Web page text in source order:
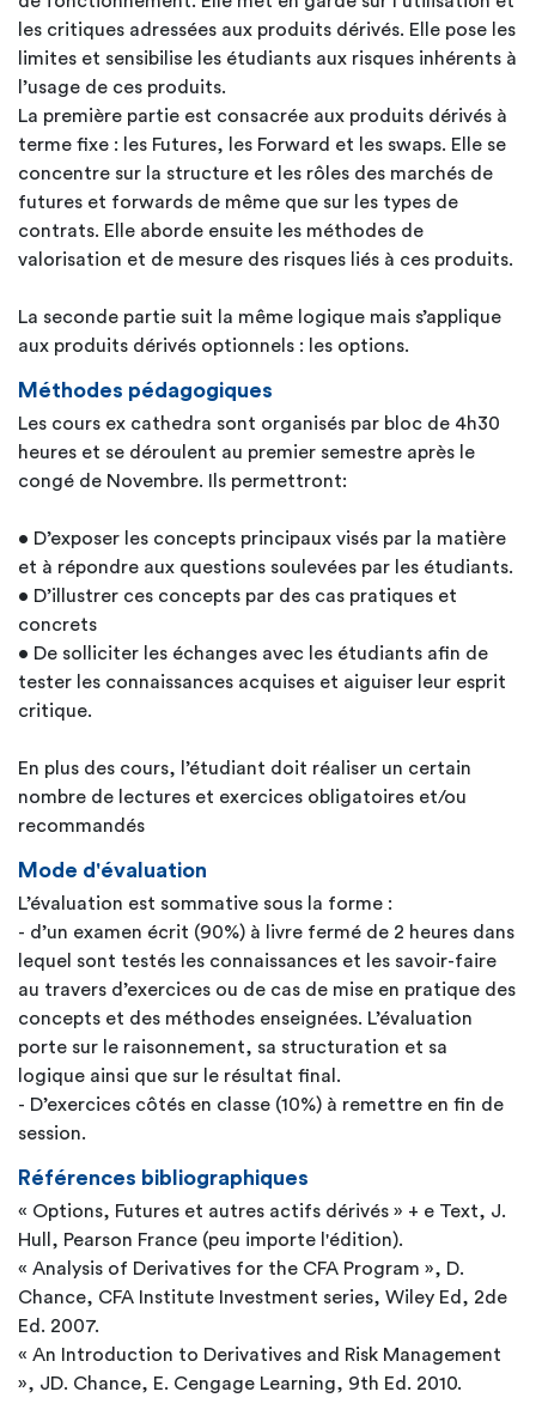
les critiques adressées aux produits dérivés. Elle pose les
limites et sensibilise les étudiants aux risques inhérents à
l’usage de ces produits.
La première partie est consacrée aux produits dérivés à
terme fixe : les Futures, les Forward et les swaps. Elle se
concentre sur la structure et les rôles des marchés de
futures et forwards de même que sur les types de
contrats. Elle aborde ensuite les méthodes de
valorisation et de mesure des risques liés à ces produits.
La seconde partie suit la même logique mais s’applique
aux produits dérivés optionnels : les options.
Méthodes pédagogiques
Les cours ex cathedra sont organisés par bloc de 4h30
heures et se déroulent au premier semestre après le
congé de Novembre. Ils permettront:
• D’exposer les concepts principaux visés par la matière
et à répondre aux questions soulevées par les étudiants.
• D’illustrer ces concepts par des cas pratiques et
concrets
• De solliciter les échanges avec les étudiants afin de
tester les connaissances acquises et aiguiser leur esprit
critique.
En plus des cours, l’étudiant doit réaliser un certain
nombre de lectures et exercices obligatoires et/ou
recommandés
Mode d'évaluation
L’évaluation est sommative sous la forme :
- d’un examen écrit (90%) à livre fermé de 2 heures dans
lequel sont testés les connaissances et les savoir-faire
au travers d’exercices ou de cas de mise en pratique des
concepts et des méthodes enseignées. L’évaluation
porte sur le raisonnement, sa structuration et sa
logique ainsi que sur le résultat final.
- D’exercices côtés en classe (10%) à remettre en fin de
session.
Références bibliographiques
« Options, Futures et autres actifs dérivés » + e Text, J.
Hull, Pearson France (peu importe l'édition).
« Analysis of Derivatives for the CFA Program », D.
Chance, CFA Institute Investment series, Wiley Ed, 2de
Ed. 2007.
« An Introduction to Derivatives and Risk Management
», JD. Chance, E. Cengage Learning, 9th Ed. 2010.